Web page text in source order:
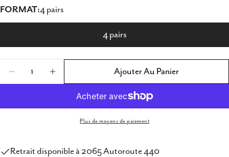
FORMAT:4 pairs
4 pairs
Diminuer La Quantité Pour Laboratoire Dr
Augmenter La Quantité Pour
Ajouter Au Panier
Plus de moyens de paiement
Retrait disponible à 2065 Autoroute 440